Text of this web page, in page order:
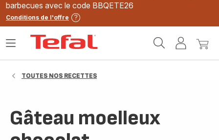
barbecues avec le code BBQETE26
Conditions de l'offre
MonMon
Ouvrir
TOUTES NOS RECETTES
Gâteau moelleux